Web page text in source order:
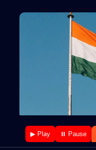
▶ Play ⏸ Pause